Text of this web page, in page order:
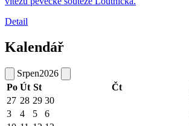
Detail
Kalendář
Srpen2026
Po Út St Čt
27 28 29 30
3
4 5 6